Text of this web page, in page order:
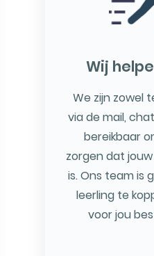
Wij
We zijn zowel
via de mail,
bereikbaar
zorgen dat
is. Ons team is
leerling te
voor jou